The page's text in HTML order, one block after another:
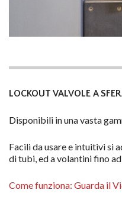
LOCKOUT VALVOLE A
Disponibili in una vasta
Facili da usare e intuitivi si
di tubi, ed a volantini fino
Come funziona: Guarda il